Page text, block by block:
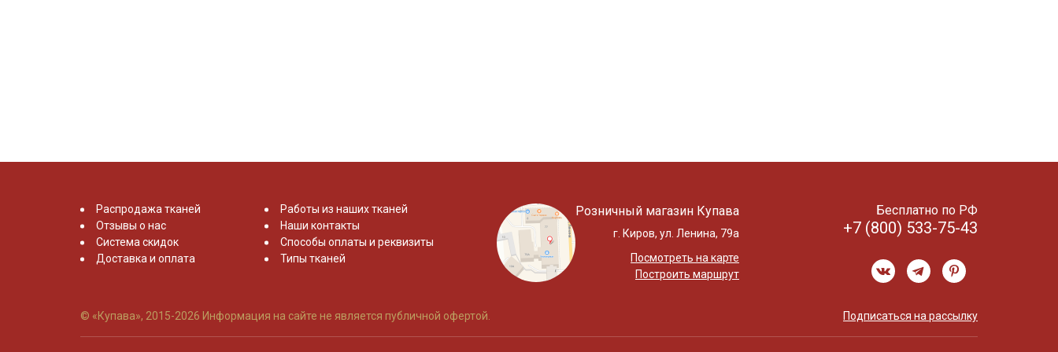
Распродажа тканей
Отзывы о нас
Система скидок
Доставка и оплата
Работы из наших тканей
Наши контакты
Способы оплаты и реквизиты
Типы тканей
Розничный магазин Купава
г. Киров, ул. Ленина, 79а
Посмотреть на карте
Построить маршрут
Бесплатно по РФ
+7 (800) 533-75-43
© «Купава», 2015-2026 Информация на сайте не является публичной офертой. Подписаться на рассылку